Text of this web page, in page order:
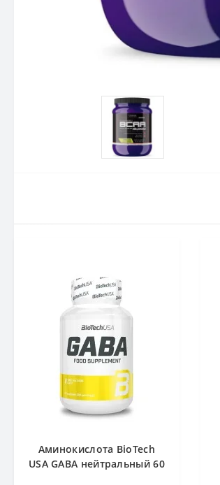
Аминокислота BioTech
USA GABA нейтральный 60